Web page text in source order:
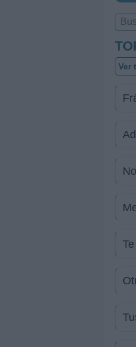
Ver